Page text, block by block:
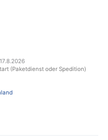
(Paketdienst oder Spedition)